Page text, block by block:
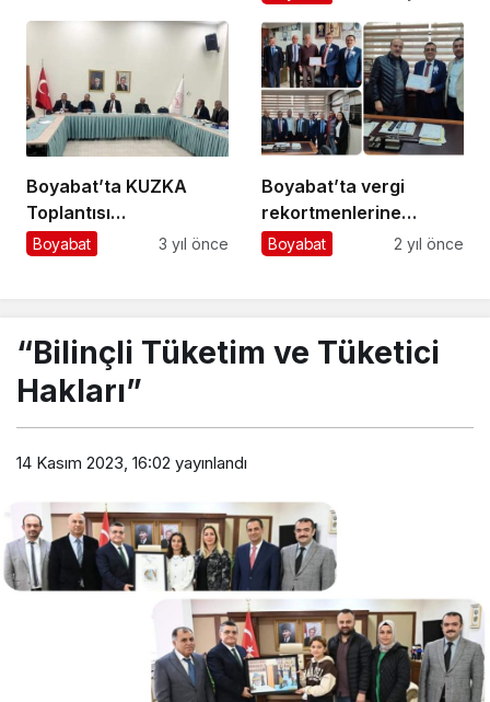
Boyabat’ta KUZKA
Toplantısı…
Boyabat 3 yıl önce
Boyabat’ta vergi
rekortmenlerine
teşekkür belgesi verildi
Boyabat 2 yıl önce
“Bilinçli Tüketim ve Tüketici
Hakları”
14 Kasım 2023, 16:02 yayınlandı